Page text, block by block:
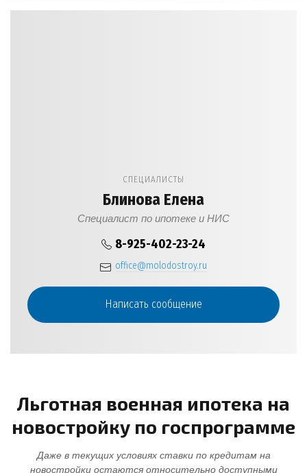
СПЕЦИАЛИСТЫ
Блинова Елена
Специалист по ипотеке и НИС
8-925-402-23-24
office@molodostroy.ru
Написать сообщение
Льготная военная ипотека на
новостройку по госпрограмме
Даже в текущих условиях ставки по кредитам на
новостройки остаются относительно доступными